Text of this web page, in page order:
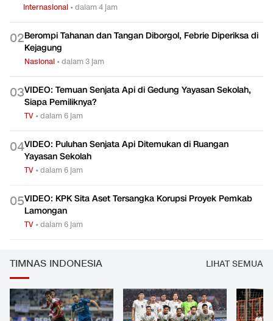
Internasional •dalam 4 jam
02Berompi Tahanan dan Tangan Diborgol, Febrie Diperiksa di
Kejagung
Nasional •dalam 3 jam
03VIDEO: Temuan Senjata Api di Gedung Yayasan Sekolah,
Siapa Pemiliknya?
TV •dalam 6 jam
04VIDEO: Puluhan Senjata Api Ditemukan di Ruangan
Yayasan Sekolah
TV •dalam 6 jam
05VIDEO: KPK Sita Aset Tersangka Korupsi Proyek Pemkab
Lamongan
TV •dalam 6 jam
TIMNAS INDONESIA LIHAT SEMUA